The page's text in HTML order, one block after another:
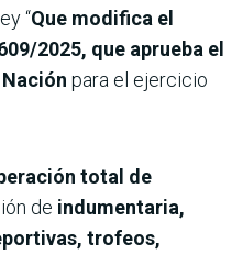
“Que modifica el
2025, que aprueba el
para el ejercicio
total de
de indumentaria,
trofeos,